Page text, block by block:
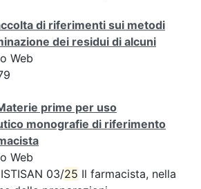
di riferimenti sui metodi
dei residui di alcuni
Web
prime per uso
monografie di riferimento
Web
03/25 Il farmacista, nella